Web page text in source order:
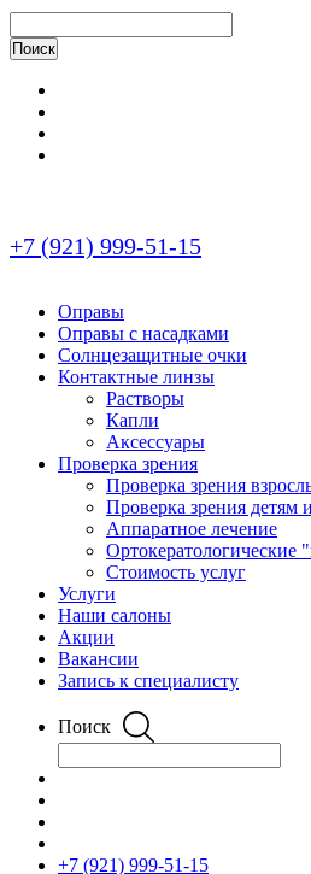
+7 (921) 999-51-15
Оправы
Оправы с насадками
Солнцезащитные очки
Контактные линзы
Растворы
Капли
Аксессуары
Проверка зрения
Проверка зрения
Проверка зрения детям
Аппаратное лечение
Стоимость услуг
Услуги
Наши салоны
Акции
Вакансии
Запись к специалисту
Поиск
+7 (921) 999-51-15